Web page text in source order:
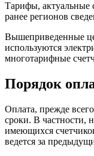
Тарифы, актуальные
ранее регионов
Вышеприведенные
используются
многотарифные
Порядок
Оплата, прежде
сроки. В частности,
имеющихся
ведется за